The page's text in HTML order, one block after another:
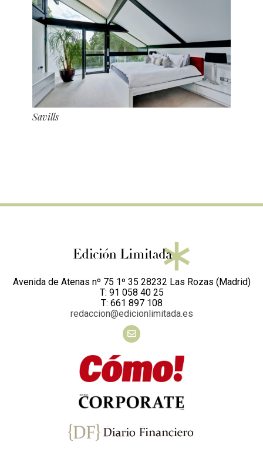
Savills
Avenida de Atenas nº 75 1º 35 28232 Las Rozas (Madrid)
T: 91 058 40 25
T: 661 897 108
redaccion@edicionlimitada.es